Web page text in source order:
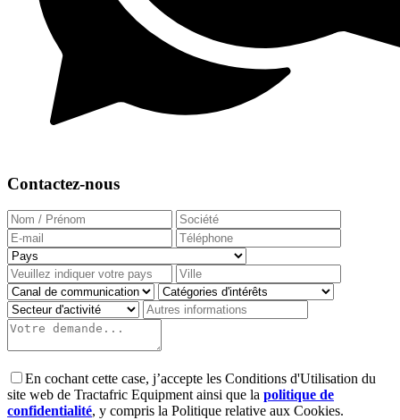
Contactez-nous
En cochant cette case, j’accepte les Conditions d'Utilisation du
site web de Tractafric Equipment ainsi que la politique de
confidentialité, y compris la Politique relative aux Cookies.